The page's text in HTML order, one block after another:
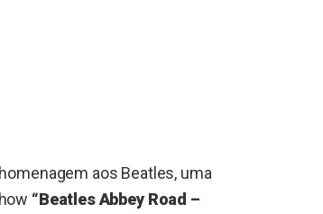
aos Beatles, uma
“Beatles Abbey Road –